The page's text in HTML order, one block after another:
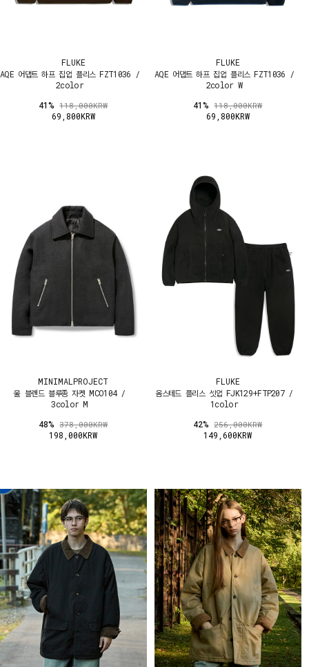
FLUKE
AQE 어댑트 하프 집업 플리스 FZT1036 /
2color
41%118,000KRW
69,800KRW
FLUKE
AQE 어댑트 하프 집업 플리스 FZT1036 /
2color W
41%118,000KRW
69,800KRW
MINIMALPROJECT
울 블렌드 블루종 자켓 MCO104 /
3color M
48%378,000KRW
198,000KRW
FLUKE
옴스테드 플리스 셋업 FJK129+FTP207 /
1color
42%256,000KRW
149,600KRW